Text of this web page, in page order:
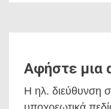
Αφήστε μια
Η ηλ. διεύθυνση